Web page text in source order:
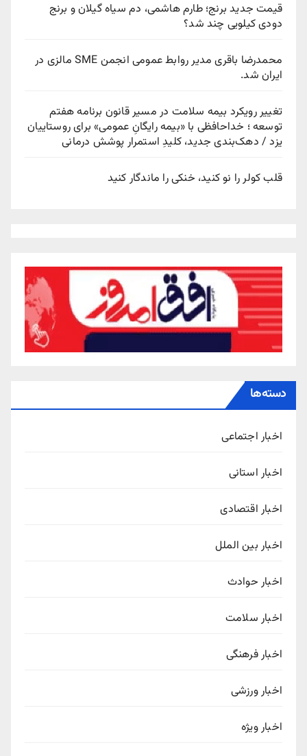
قیمت جدید برنج؛ طارم هاشمی، دم سیاه گیلان و برنج
دودی کیلویی چند شد؟
محمدرضا باقری مدیر روابط عمومی انجمن SME مالزی در
ایران شد.
تغییر رویکرد بیمه سلامت در مسیر قانون برنامه هفتم
توسعه ؛ خداحافظی با «بیمه رایگانِ عمومی» برای روستاییان
یزد / دهک‌بندی جدید، کلیدِ استمرار پوشش درمانی
قلب کولر را نو کنید، خنکی را ماندگار کنید
دسته‌ها
اخبار اجتماعی
اخبار استانی
اخبار اقتصادی
اخبار بین الملل
اخبار حوادث
اخبار سلامت
اخبار فرهنگی
اخبار ورزشی
اخبار ویژه